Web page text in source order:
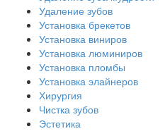
Удаление зубов
Установка брекетов
Установка виниров
Установка люминиров
Установка пломбы
Установка элайнеров
Хирургия
Чистка зубов
Эстетика